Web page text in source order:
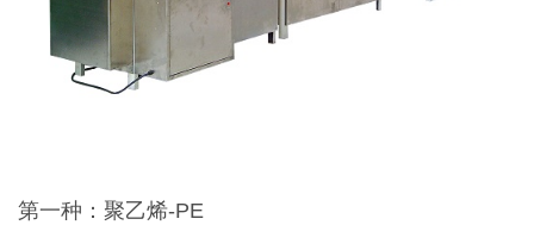
第一种：聚乙烯-PE